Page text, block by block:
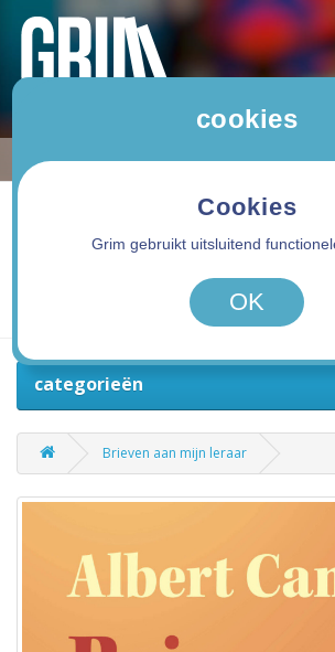
0 product(en) - 0,00€
categorieën
Brieven aan mijn leraar
cookies
Cookies
Grim gebruikt uitsluitend
OK